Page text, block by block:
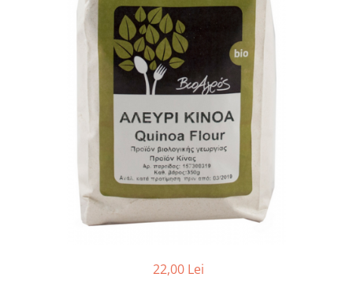
CIOCOLATĂ ȘI CACAO
HEALTHY SNACKS
SUPERALIMENTE
PRODUSE ECO / ORGANICE
PRODUSE ROMÂNEȘTI
REMEDII NATURISTE
TOATE PRODUSELE
22,00 Lei